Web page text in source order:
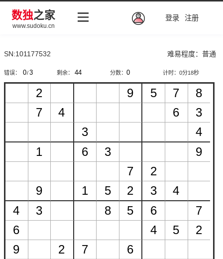
数独之家
www.sudoku.cn
登录 注册
SN:101177532 难易程度：普通
错误： / 剩余： 分数： 计时：0分18秒